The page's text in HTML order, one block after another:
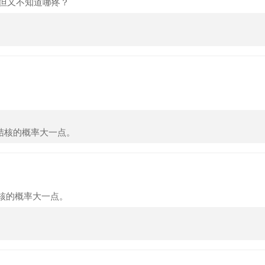
又不知道哪疼？
的概率大一点。
概率大一点。